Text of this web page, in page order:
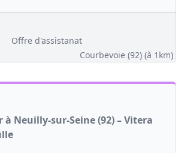
Offre d'assistanat
Courbevoie (92) (à 1km)
à Neuilly-sur-Seine (92) – Vitera